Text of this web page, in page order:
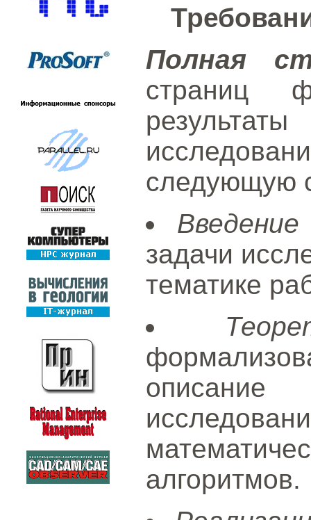
Полная
страниц
следующую
Введение
задачи
тематике
алгоритмов.